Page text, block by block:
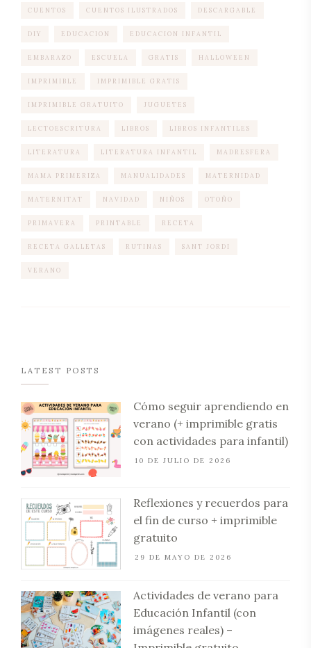
CUENTOS CUENTOS ILUSTRADOS DESCARGABLE
DIY EDUCACION EDUCACION INFANTIL
EMBARAZO ESCUELA GRATIS HALLOWEEN
IMPRIMIBLE IMPRIMIBLE GRATIS
IMPRIMIBLE GRATUITO JUGUETES
LECTOESCRITURA LIBROS LIBROS INFANTILES
LITERATURA LITERATURA INFANTIL MADRESFERA
MAMA PRIMERIZA MANUALIDADES MATERNIDAD
MATERNITAT NAVIDAD NIÑOS OTOÑO
PRIMAVERA PRINTABLE RECETA
RECETA GALLETAS RUTINAS SANT JORDI
VERANO
LATEST POSTS
Cómo seguir aprendiendo en
verano (+ imprimible gratis
con actividades para infantil)
10 DE JULIO DE 2026
Reflexiones y recuerdos para
el fin de curso + imprimible
gratuito
29 DE MAYO DE 2026
Actividades de verano para
Educación Infantil (con
imágenes reales) –